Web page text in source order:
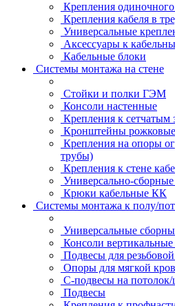
Крепления одиночного
Крепления кабеля в
Универсальные
Аксессуары к
Кабельные блоки
Системы монтажа на стене
Стойки и полки ГЭМ
Консоли настенные
Крепления к сетчатым
Кронштейны рожковые
Крепления на опоры
трубы)
Крепления к стене
Универсально-
Крюки кабельные КК
Системы монтажа к полу/
Универсальные
Консоли
Подвесы для
Опоры для мягкой
С-подвесы на
Подвесы